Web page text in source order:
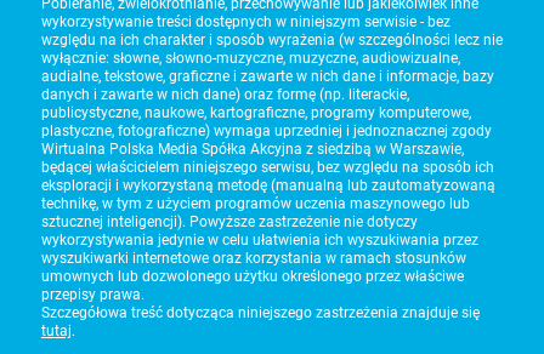
wykorzystywanie treści dostępnych w niniejszym serwisie - bez
względu na ich charakter i sposób wyrażenia (w szczególności lecz nie
wyłącznie: słowne, słowno-muzyczne, muzyczne, audiowizualne,
audialne, tekstowe, graficzne i zawarte w nich dane i informacje, bazy
danych i zawarte w nich dane) oraz formę (np. literackie,
publicystyczne, naukowe, kartograficzne, programy komputerowe,
plastyczne, fotograficzne) wymaga uprzedniej i jednoznacznej zgody
Wirtualna Polska Media Spółka Akcyjna z siedzibą w Warszawie,
będącej właścicielem niniejszego serwisu, bez względu na sposób ich
eksploracji i wykorzystaną metodę (manualną lub zautomatyzowaną
technikę, w tym z użyciem programów uczenia maszynowego lub
sztucznej inteligencji). Powyższe zastrzeżenie nie dotyczy
wykorzystywania jedynie w celu ułatwienia ich wyszukiwania przez
wyszukiwarki internetowe oraz korzystania w ramach stosunków
umownych lub dozwolonego użytku określonego przez właściwe
przepisy prawa.
Szczegółowa treść dotycząca niniejszego zastrzeżenia znajduje się
tutaj.